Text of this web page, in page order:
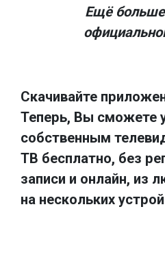
Ещё
Скачивайте
Теперь, Вы сможете
собственным
ТВ бесплатно, без
записи и онлайн, из
на нескольких